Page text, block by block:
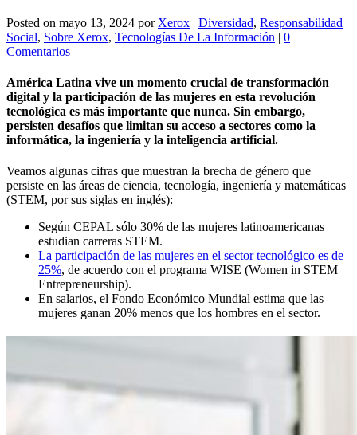
Posted on mayo 13, 2024 por Xerox | Diversidad, Responsabilidad
Social, Sobre Xerox, Tecnologías De La Información | 0
Comentarios
América Latina vive un momento crucial de transformación
digital y la participación de las mujeres en esta revolución
tecnológica es más importante que nunca. Sin embargo,
persisten desafíos que limitan su acceso a sectores como la
informática, la ingeniería y la inteligencia artificial.
Veamos algunas cifras que muestran la brecha de género que
persiste en las áreas de ciencia, tecnología, ingeniería y matemáticas
(STEM, por sus siglas en inglés):
Según CEPAL sólo 30% de las mujeres latinoamericanas
estudian carreras STEM.
La participación de las mujeres en el sector tecnológico es de
25%, de acuerdo con el programa WISE (Women in STEM
Entrepreneurship).
En salarios, el Fondo Económico Mundial estima que las
mujeres ganan 20% menos que los hombres en el sector.